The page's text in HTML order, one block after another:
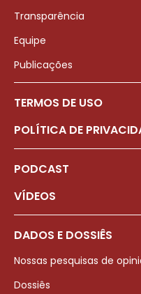
Transparência
Equipe
Publicações
TERMOS DE USO
POLÍTICA DE
PODCAST
VÍDEOS
DADOS E DOSSIÊS
Nossas pesquisas de
Dossiês